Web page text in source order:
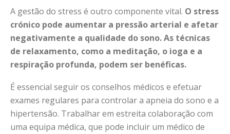
A gestão do stress é outro componente vital. O stress
crónico pode aumentar a pressão arterial e afetar
negativamente a qualidade do sono. As técnicas
de relaxamento, como a meditação, o ioga e a
respiração profunda, podem ser benéficas.
É essencial seguir os conselhos médicos e efetuar
exames regulares para controlar a apneia do sono e a
hipertensão. Trabalhar em estreita colaboração com
uma equipa médica, que pode incluir um médico de